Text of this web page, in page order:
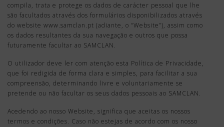
compila, trata e protege os dados de carácter pessoal que lhe
são facultados através dos formulários disponibilizados através
do website www.samclan.pt (adiante, o “Website”), assim como
os dados resultantes da sua navegação e outros que possa
futuramente facultar ao SAMCLAN.
O utilizador deve ler com atenção esta Política de Privacidade,
que foi redigida de forma clara e simples, para facilitar a sua
compreensão, determinando livre e voluntariamente se
pretende ou não facultar os seus dados pessoais ao SAMCLAN.
Acedendo ao nosso Website, significa que aceitas os nossos
termos e condições. Caso não estejas de acordo com os nosso